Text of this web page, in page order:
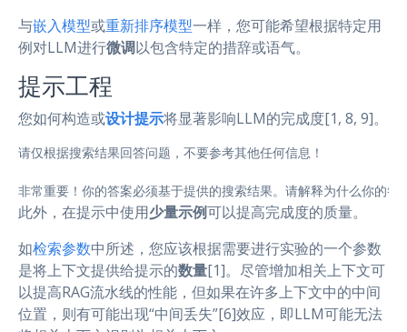
与嵌入模型或重新排序模型一样，您可能希望根据特定用
例对LLM进行微调以包含特定的措辞或语气。
提示工程
您如何构造或设计提示将显著影响LLM的完成度[1, 8, 9]。
请仅根据搜索结果回答问题，不要参考其他任何信息！
非常重要！你的答案必须基于提供的搜索结果。请解释为什么你的答
此外，在提示中使用少量示例可以提高完成度的质量。
如检索参数中所述，您应该根据需要进行实验的一个参数
是将上下文提供给提示的数量[1]。尽管增加相关上下文可
以提高RAG流水线的性能，但如果在许多上下文中的中间
位置，则有可能出现“中间丢失”[6]效应，即LLM可能无法